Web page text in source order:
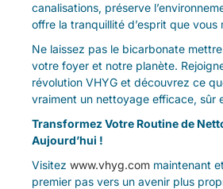
canalisations, préserve
offre la tranquillité d’esprit que vous
Ne laissez pas le bicarbonate
votre foyer et notre planète.
révolution VHYG et découvrez ce
vraiment un nettoyage efficace, sûr
Transformez Votre Routine de
Aujourd’hui !
Visitez www.vhyg.com maintenant
premier pas vers un avenir plus